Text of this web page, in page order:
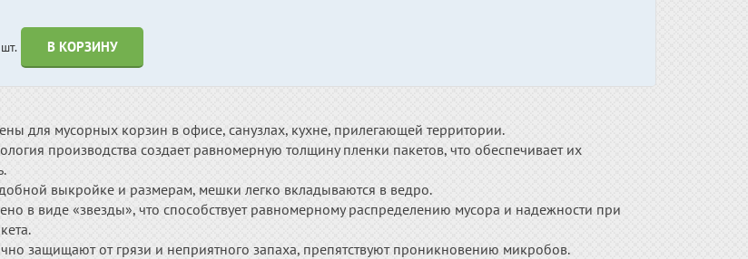
шт. В КОРЗИНУ
для мусорных корзин в офисе, санузлах, кухне, прилегающей территории.
производства создает равномерную толщину пленки пакетов, что обеспечивает их
выкройке и размерам, мешки легко вкладываются в ведро.
в виде «звезды», что способствует равномерному распределению мусора и надежности при
защищают от грязи и неприятного запаха, препятствуют проникновению микробов.